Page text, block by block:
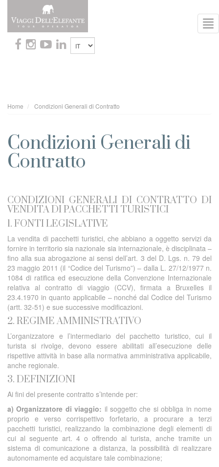
Home Condizioni Generali di Contratto
Condizioni Generali di
Contratto
CONDIZIONI GENERALI DI CONTRATTO DI
VENDITA DI PACCHETTI TURISTICI
1. FONTI LEGISLATIVE
La vendita di pacchetti turistici, che abbiano a oggetto servizi da
fornire in territorio sia nazionale sia internazionale, è disciplinata –
fino alla sua abrogazione ai sensi dell’art. 3 del D. Lgs. n. 79 del
23 maggio 2011 (il “Codice del Turismo”) – dalla L. 27/12/1977 n.
1084 di ratifica ed esecuzione della Convenzione Internazionale
relativa al contratto di viaggio (CCV), firmata a Bruxelles il
23.4.1970 in quanto applicabile – nonché dal Codice del Turismo
(artt. 32-51) e sue successive modificazioni.
2. REGIME AMMINISTRATIVO
L’organizzatore e l’intermediario del pacchetto turistico, cui il
turista si rivolge, devono essere abilitati all’esecuzione delle
rispettive attività in base alla normativa amministrativa applicabile,
anche regionale.
3. DEFINIZIONI
Ai fini del presente contratto s’intende per:
a) Organizzatore di viaggio: il soggetto che si obbliga in nome
proprio e verso corrispettivo forfetario, a procurare a terzi
pacchetti turistici, realizzando la combinazione degli elementi di
cui al seguente art. 4 o offrendo al turista, anche tramite un
sistema di comunicazione a distanza, la possibilità di realizzare
autonomamente ed acquistare tale combinazione;